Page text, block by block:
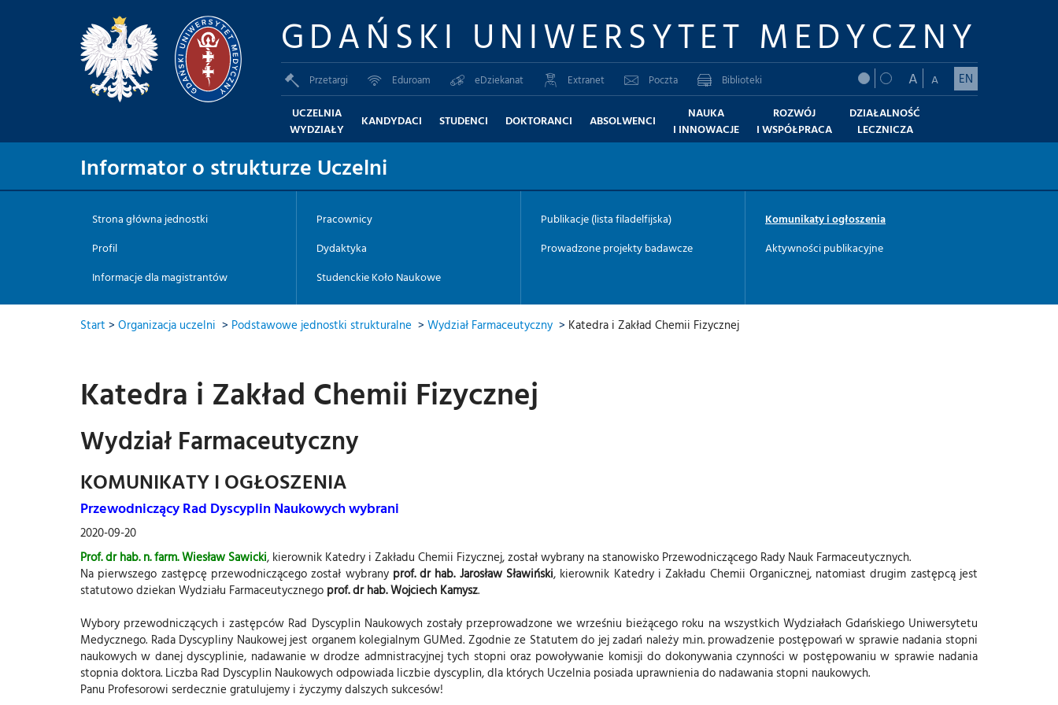
GDAŃSKI UNIWERSYTET MEDYCZNY
Przetargi Eduroam eDziekanat Extranet Poczta Biblioteki A A EN
UCZELNIA
WYDZIAŁY
KANDYDACI STUDENCI DOKTORANCI ABSOLWENCI
NAUKA
I INNOWACJE
ROZWÓJ
I WSPÓŁPRACA
DZIAŁALNOŚĆ
LECZNICZA
Informator o strukturze Uczelni
Strona główna jednostki
Profil
Informacje dla magistrantów
Pracownicy
Dydaktyka
Studenckie Koło Naukowe
Publikacje (lista filadelfijska)
Prowadzone projekty badawcze
Komunikaty i ogłoszenia
Aktywności publikacyjne
Start > Organizacja uczelni > Podstawowe jednostki strukturalne > Wydział Farmaceutyczny > Katedra i Zakład Chemii Fizycznej
Katedra i Zakład Chemii Fizycznej
Wydział Farmaceutyczny
KOMUNIKATY I OGŁOSZENIA
Przewodniczący Rad Dyscyplin Naukowych wybrani
2020-09-20
Prof. dr hab. n. farm. Wiesław Sawicki, kierownik Katedry i Zakładu Chemii Fizycznej, został wybrany na stanowisko Przewodniczącego Rady Nauk Farmaceutycznych.
Na pierwszego zastępcę przewodniczącego został wybrany prof. dr hab. Jarosław Sławiński, kierownik Katedry i Zakładu Chemii Organicznej, natomiast drugim zastępcą jest
statutowo dziekan Wydziału Farmaceutycznego prof. dr hab. Wojciech Kamysz.
Wybory przewodniczących i zastępców Rad Dyscyplin Naukowych zostały przeprowadzone we wrześniu bieżącego roku na wszystkich Wydziałach Gdańskiego Uniwersytetu
Medycznego. Rada Dyscypliny Naukowej jest organem kolegialnym GUMed. Zgodnie ze Statutem do jej zadań należy m.in. prowadzenie postępowań w sprawie nadania stopni
naukowych w danej dyscyplinie, nadawanie w drodze admnistracyjnej tych stopni oraz powoływanie komisji do dokonywania czynności w postępowaniu w sprawie nadania
stopnia doktora. Liczba Rad Dyscyplin Naukowych odpowiada liczbie dyscyplin, dla których Uczelnia posiada uprawnienia do nadawania stopni naukowych.
Panu Profesorowi serdecznie gratulujemy i życzymy dalszych sukcesów!